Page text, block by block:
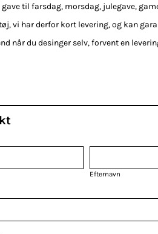
til farsdag, morsdag, julegave,
vi har derfor kort levering, og kan
når du desinger selv, forvent en
Efternavn